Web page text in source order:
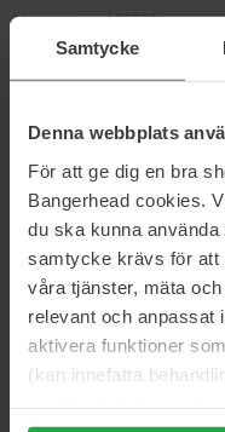
Samtycke
Denna webbplats
För att ge dig en bra
Bangerhead cookies.
du ska kunna
samtycke krävs för att
våra tjänster, mäta
relevant och anpassat
aktivera funktioner
(kan innefatta
Varenummer: 123396
Kategorier:
Hudpleje
Body scrub
Touch Retexturizing
Anmeldelser (3)